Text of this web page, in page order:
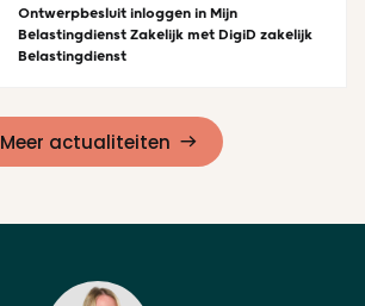
Ontwerpbesluit inloggen in Mijn
Belastingdienst Zakelijk met DigiD zakelijk
Belastingdienst
Meer actualiteiten